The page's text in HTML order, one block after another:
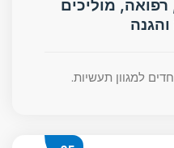
מוליכים
למגוון תעשיות.